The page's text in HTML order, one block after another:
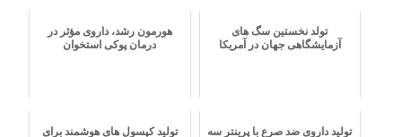
تولد نخستین سگ های
آزمایشگاهی جهان در آمریکا
هورمون رشد، داروی مؤثر در
درمان پوکی استخوان
تولید داروی ضد صرع با پرینتر سه تولید کپسول های هوشمند برای